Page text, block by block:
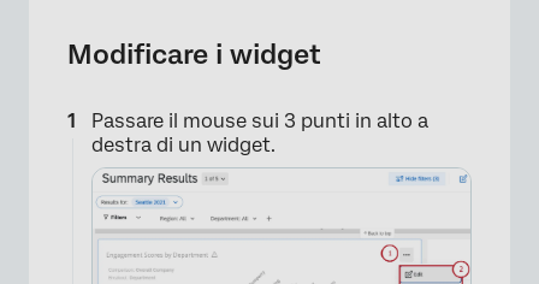
Modificare i widget
Passare il mouse sui 3 punti in alto a
destra di un widget.